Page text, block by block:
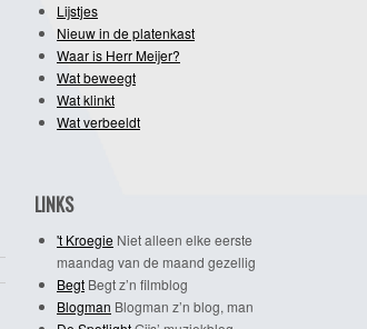
Lijstjes
Nieuw in de platenkast
Waar is Herr Meijer?
Wat beweegt
Wat klinkt
Wat verbeeldt
LINKS
't Kroegie Niet alleen elke eerste
maandag van de maand gezellig
Begt Begt z’n filmblog
Blogman Blogman z’n blog, man